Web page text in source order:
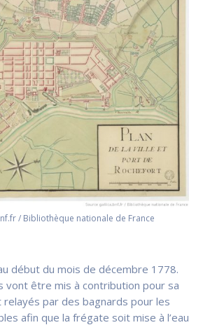
/ Bibliothèque nationale de France
début du mois de décembre 1778.
vont être mis à contribution pour sa
par des bagnards pour les
afin que la frégate soit mise à l’eau